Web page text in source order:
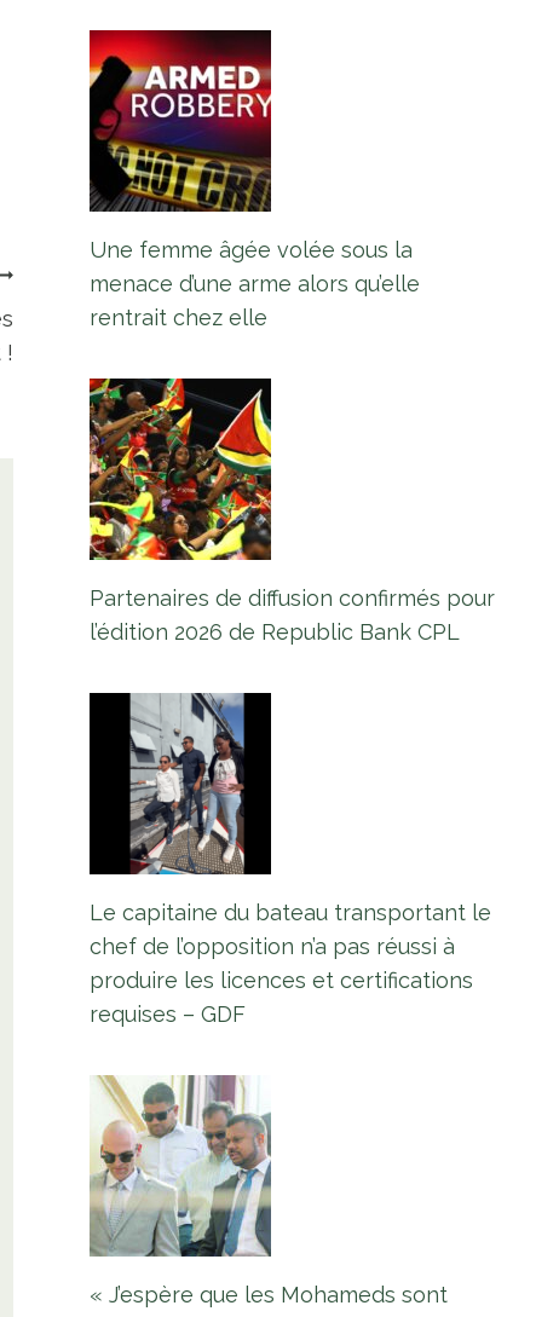
!
800 acres de terrain à développer
dans la zone industrielle
L'équipe Europe Guyane
Une femme âgée volée sous la
menace d’une arme alors qu’elle
rentrait chez elle
Partenaires de diffusion confirmés pour
l’édition 2026 de Republic Bank CPL
Le capitaine du bateau transportant le
chef de l’opposition n’a pas réussi à
produire les licences et certifications
requises – GDF
« J’espère que les Mohameds sont